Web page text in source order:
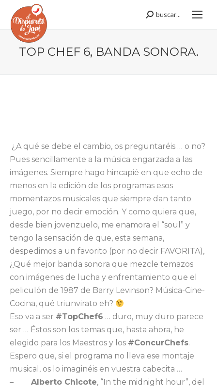
Buscar:
buscar...
TOP CHEF 6, BANDA SONORA.
¿A qué se debe el cambio, os preguntaréis … o no?
Pues sencillamente a la música engarzada a las
imágenes. Siempre hago hincapié en que echo de
menos en la edición de los programas esos
momentazos musicales que siempre dan tanto
juego, por no decir emoción. Y como quiera que,
desde bien jovenzuelo, me enamora el “soul” y
tengo la sensación de que, esta semana,
despedimos a un favorito (por no decir FAVORITA),
¿Qué mejor banda sonora que mezcle temazos
con imágenes de lucha y enfrentamiento que el
peliculón de 1987 de Barry Levinson? Música-Cine-
Cocina, qué triunvirato eh?
Eso va a ser #TopChef6 … duro, muy duro parece
ser … Éstos son los temas que, hasta ahora, he
elegido para los Maestros y los #ConcurChefs.
Espero que, si el programa no lleva ese montaje
musical, os lo imaginéis en vuestra cabecita …
–
Alberto Chicote, “In the midnight hour”, del